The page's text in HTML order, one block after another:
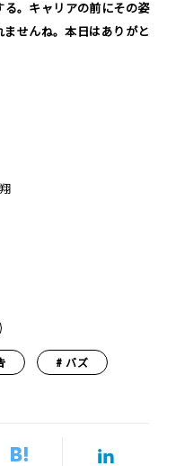
る。キャリアの前にその姿
せんね。本日はありがと
バズ